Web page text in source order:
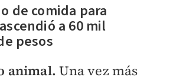
de comida para
a 60 mil
pesos
animal.Una vez más